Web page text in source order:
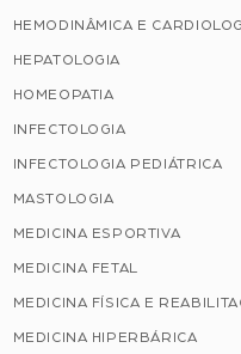
HEMODINÂMICA E
HEPATOLOGIA
HOMEOPATIA
INFECTOLOGIA
INFECTOLOGIA PEDIÁTRICA
MASTOLOGIA
MEDICINA ESPORTIVA
MEDICINA FETAL
MEDICINA FÍSICA E
MEDICINA HIPERBÁRICA